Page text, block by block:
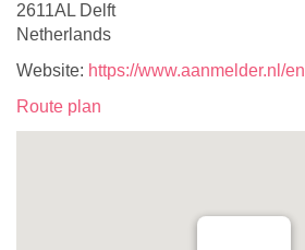
2611AL Delft
Netherlands
Website: https://www.aanmelder.nl/en
Route plan